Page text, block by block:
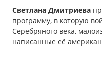
Светлана Дмитриева
программу, в которую
Серебряного века,
написанные её